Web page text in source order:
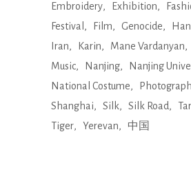
Embroidery
Exhibition
Festival
Film Genocide
Iran
Karin Mane Vardanyan
Music
Nanjing
Nanjing
National Costume
Shanghai
Silk Silk Road
Tiger
Yerevan 中国